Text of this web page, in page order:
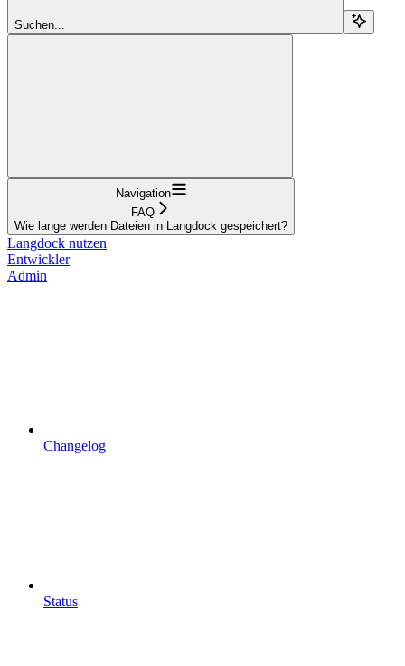
Suchen...
Navigation
FAQ
Wie lange werden Dateien in Langdock gespeichert?
Langdock nutzen
Entwickler
Admin
Changelog
Status